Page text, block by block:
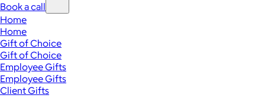
Book a call
Home
Home
Gift of Choice
Gift of Choice
Employee Gifts
Employee Gifts
Client Gifts